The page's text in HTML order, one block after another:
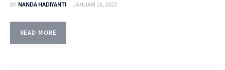
BY NANDA HADIYANTI JANUARI 16, 2023
READ MORE